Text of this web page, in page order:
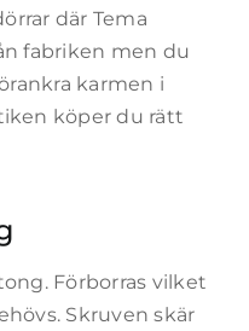
där Tema
fabriken men du
karmen i
köper du rätt
Förborras vilket
Skruven skär